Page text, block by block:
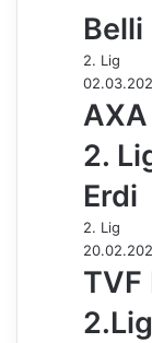
l
a
ş
Belli
2. Lig
2.
Erdi
2. Lig
TVF